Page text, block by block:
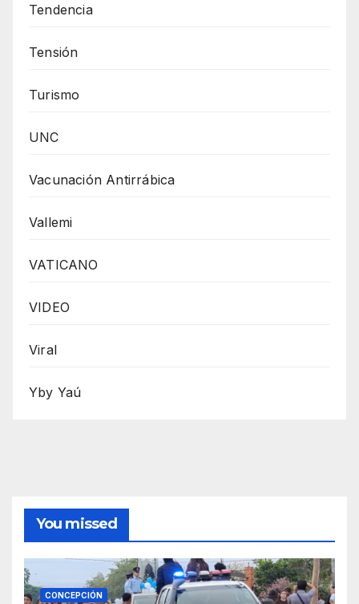
Tendencia
Tensión
Turismo
UNC
Vacunación Antirrábica
Vallemi
VATICANO
VIDEO
Viral
Yby Yaú
You missed
CONCEPCIÓN